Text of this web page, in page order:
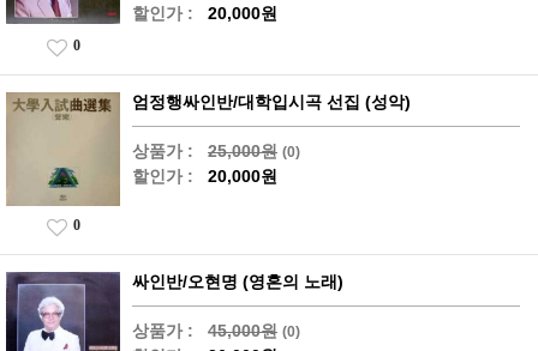
할인가 : 20,000원
0
엄정행싸인반/대학입시곡 선집 (성악)
상품가 : 25,000원 (0)
할인가 : 20,000원
0
싸인반/오현명 (영혼의 노래)
상품가 : 45,000원 (0)